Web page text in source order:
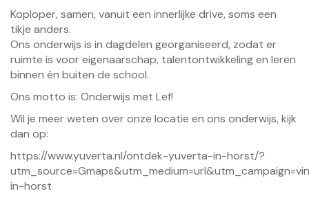
Koploper, samen, vanuit een innerlijke drive, soms een
tikje anders.
Ons onderwijs is in dagdelen georganiseerd, zodat er
ruimte is voor eigenaarschap, talentontwikkeling en leren
binnen én buiten de school.
Ons motto is: Onderwijs met Lef!
Wil je meer weten over onze locatie en ons onderwijs, kijk
dan op:
https://www.yuverta.nl/ontdek-yuverta-in-horst/?
in-horst